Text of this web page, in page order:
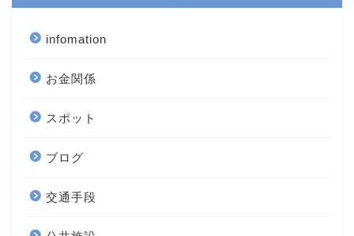
infomation
お金関係
スポット
ブログ
交通手段